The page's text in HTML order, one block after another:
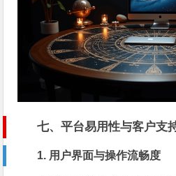
七、平台易用性与客户支
1. 用户界面与操作流畅度